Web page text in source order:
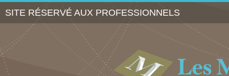
SITE RÉSERVÉ AUX PROFESSIONNELS